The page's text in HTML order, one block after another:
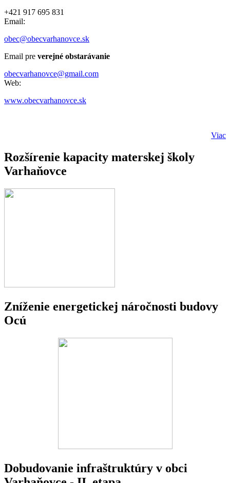
+421 917 695 831
Email:
obec@obecvarhanovce.sk
Email pre verejné obstarávanie
obecvarhanovce@gmail.com
Web:
www.obecvarhanovce.sk
Viac
Rozšírenie kapacity materskej školy
Varhaňovce
Zníženie energetickej náročnosti budovy
Ocú
Dobudovanie infraštruktúry v obci